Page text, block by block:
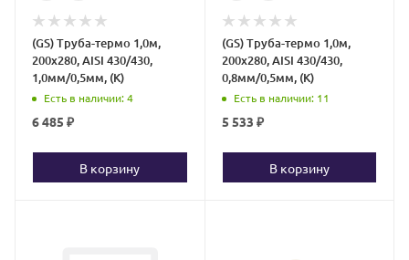
(GS) Труба-термо 1,0м,
200х280, AISI 430/430,
1,0мм/0,5мм, (К)
Есть в наличии: 4
6 485 ₽
В корзину
(GS) Труба-термо 1,0м,
200х280, AISI 430/430,
0,8мм/0,5мм, (К)
Есть в наличии: 11
5 533 ₽
В корзину